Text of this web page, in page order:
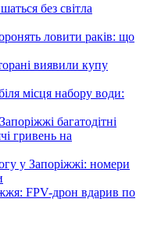
без світла
ловити раків: що
виявили купу
місця набору води:
багатодітні
гривень на
у Запоріжжі: номери
FPV-дрон вдарив по